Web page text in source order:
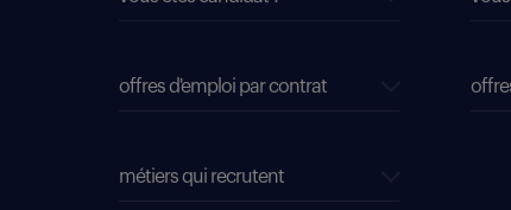
offres d'emploi par contrat
métiers qui recrutent